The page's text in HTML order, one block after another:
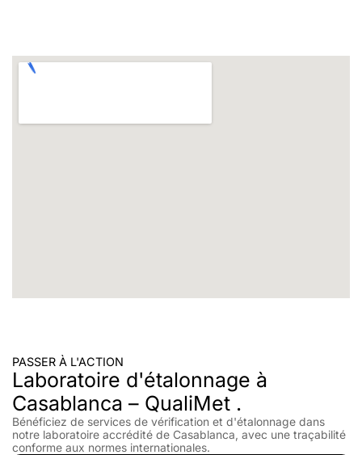
PASSER À L'ACTION
Laboratoire d'étalonnage à
Casablanca – QualiMet .
Bénéficiez de services de vérification et d'étalonnage dans
notre laboratoire accrédité de Casablanca, avec une traçabilité
conforme aux normes internationales.